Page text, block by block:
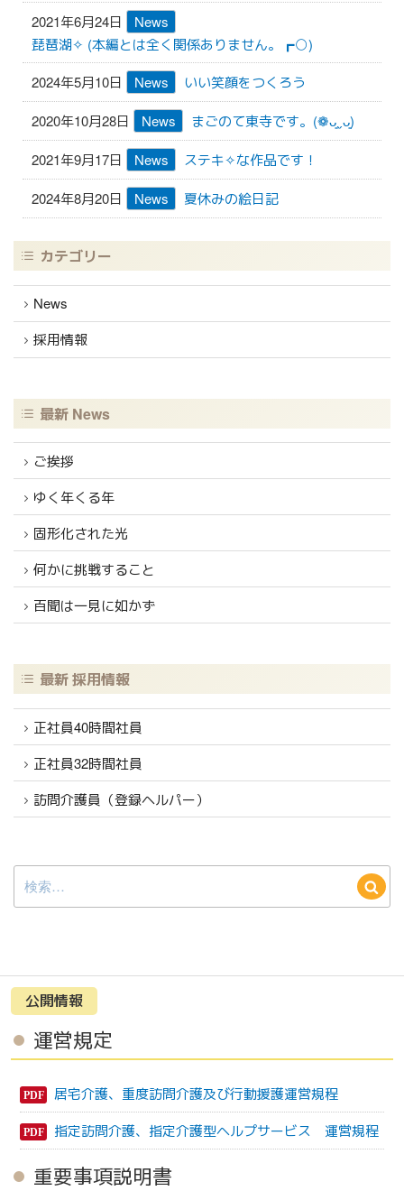
2021年6月24日
News
琵琶湖✧︎ (本編とは全く関係ありません。┏○)
2024年5月10日
News いい笑顔をつくろう
2020年10月28日 News まごのて東寺です。(❁ᴗ͈ˬᴗ͈)
2021年9月17日 News ステキ✧︎な作品です！
2024年8月20日 News 夏休みの絵日記
カテゴリー
News
採用情報
最新 News
ご挨拶
ゆく年くる年
固形化された光
何かに挑戦すること
百聞は一見に如かず
最新 採用情報
正社員40時間社員
正社員32時間社員
訪問介護員（登録ヘルパー）
索:
検
索
公開情報
運営規定
居宅介護、重度訪問介護及び行動援護運営規程
指定訪問介護、指定介護型ヘルプサービス 運営規程
重要事項説明書